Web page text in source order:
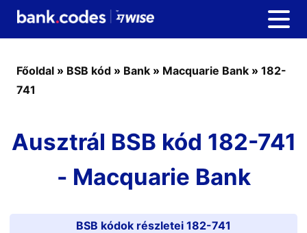
Főoldal » BSB kód » Bank » Macquarie Bank » 182-
741
Ausztrál BSB kód 182-741
- Macquarie Bank
BSB kódok részletei 182-741